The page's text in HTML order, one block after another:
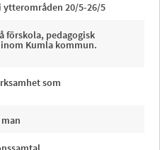
20/5-26/5
förskola, pedagogisk
Kumla kommun.
som